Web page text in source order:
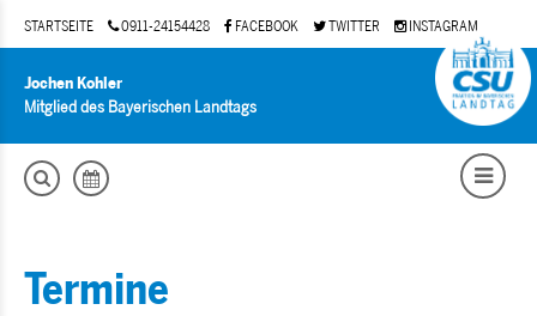
STARTSEITE 0911-24154428 FACEBOOK TWITTER INSTAGRAM
Jochen Kohler
Mitglied des Bayerischen Landtags
Termine